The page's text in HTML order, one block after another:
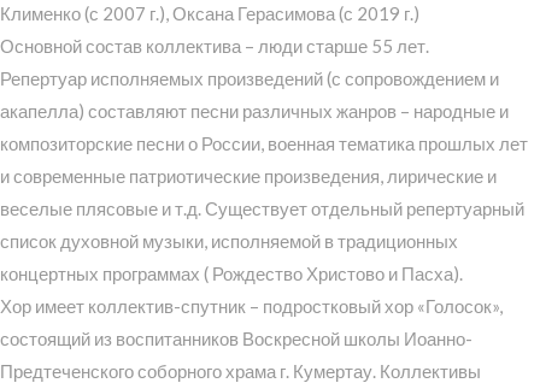
Клименко (с 2007 г.), Оксана Герасимова (с 2019 г.)
Основной состав коллектива – люди старше 55 лет.
Репертуар исполняемых произведений (с сопровождением и
акапелла) составляют песни различных жанров – народные и
композиторские песни о России, военная тематика прошлых лет
и современные патриотические произведения, лирические и
веселые плясовые и т.д. Существует отдельный репертуарный
список духовной музыки, исполняемой в традиционных
концертных программах ( Рождество Христово и Пасха).
Хор имеет коллектив-спутник – подростковый хор «Голосок»,
состоящий из воспитанников Воскресной школы Иоанно-
Предтеченского соборного храма г. Кумертау. Коллективы